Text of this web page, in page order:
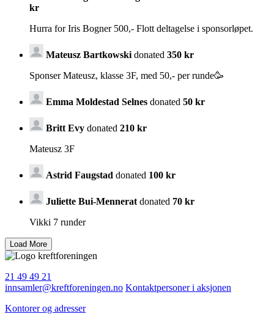
kr
Hurra for Iris Bogner 500,- Flott deltagelse i sponsorløpet.
Mateusz Bartkowski donated 350 kr
Sponser Mateusz, klasse 3F, med 50,- per runde🥳
Emma Moldestad Selnes donated 50 kr
Britt Evy donated 210 kr
Mateusz 3F
Astrid Faugstad donated 100 kr
Juliette Bui-Mennerat donated 70 kr
Vikki 7 runder
21 49 49 21
innsamler@kreftforeningen.no Kontaktpersoner i aksjonen
Kontorer og adresser